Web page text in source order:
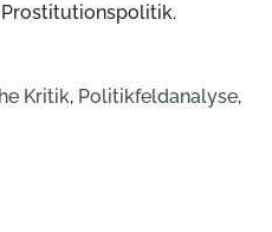
Kritik, Politikfeldanalyse,